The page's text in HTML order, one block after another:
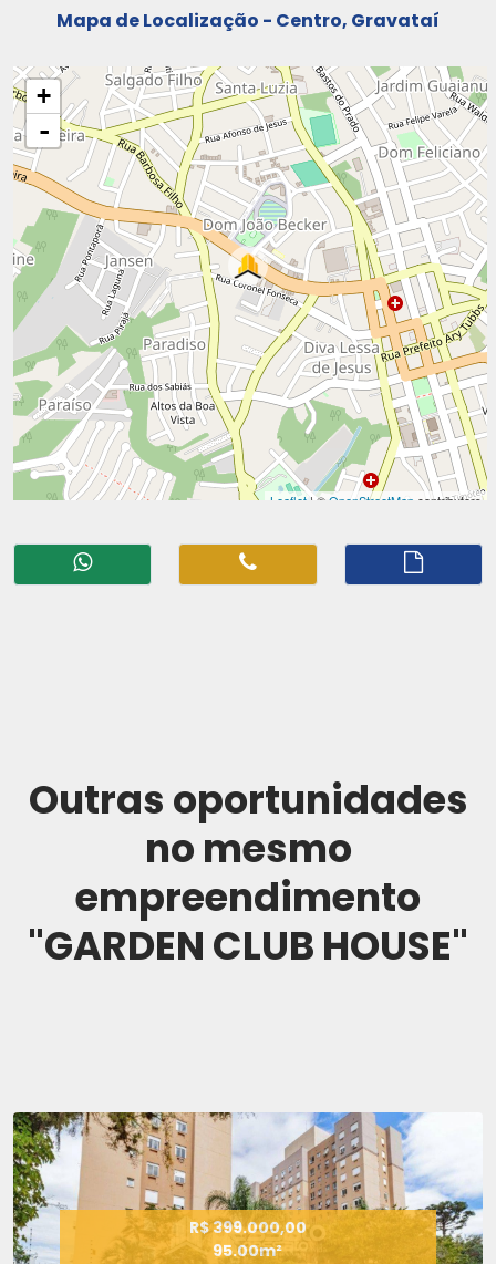
Mapa de Localização - Centro, Gravataí
Outras oportunidades
no mesmo
empreendimento
"GARDEN CLUB HOUSE"
R$ 399.000,00
95.00m²